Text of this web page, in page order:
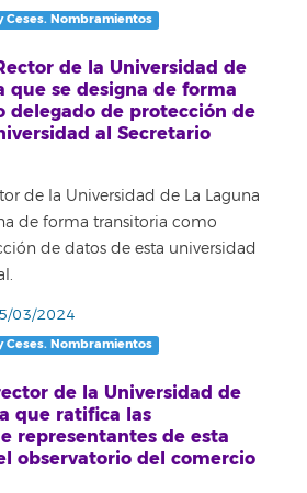
Nombramientos
de la Universidad de
que se designa de forma
delegado de protección de
al Secretario
de la Universidad de La Laguna
de forma transitoria como
de datos de esta universidad
03/2024
Nombramientos
de la Universidad de
que ratifica las
representantes de esta
observatorio del comercio